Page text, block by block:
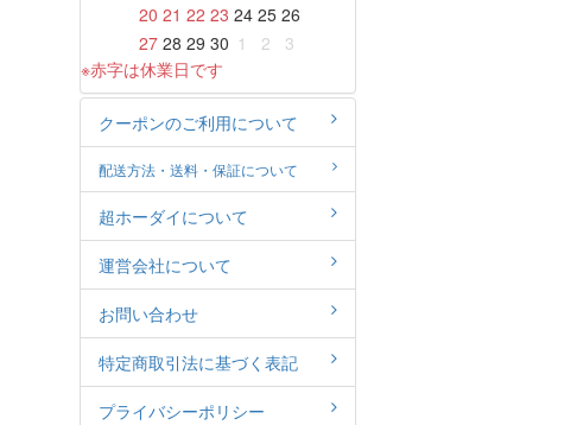
20 21 22 23 24 25 26
27 28 29 30 1 2
3
※赤字は休業日です
クーポンのご利用について
配送方法・送料・保証について
超ホーダイについて
運営会社について
お問い合わせ
特定商取引法に基づく表記
プライバシーポリシー